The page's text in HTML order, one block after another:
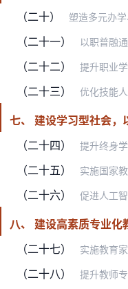
（二十）
塑造多元办学、产教融合新形态。深入推进省域
（二十一） 以职普融通拓宽学生成长成才通道。支
（二十二） 提升职业学校关键办学能力。优化实施
（二十三） 优化技能人才成长政策环境。加大产业、
（二十四）
提升终身学习公共服务水平。构建以资
（二十五） 实施国家教育数字化战略。坚持应用导
（二十六） 促进人工智能助力教育变革。面向数字
八、 建设高素质专业
（二十七）
实施教育家精神铸魂强师行动。推动教
（二十八） 提升教师专业素质能力。健全教师教育